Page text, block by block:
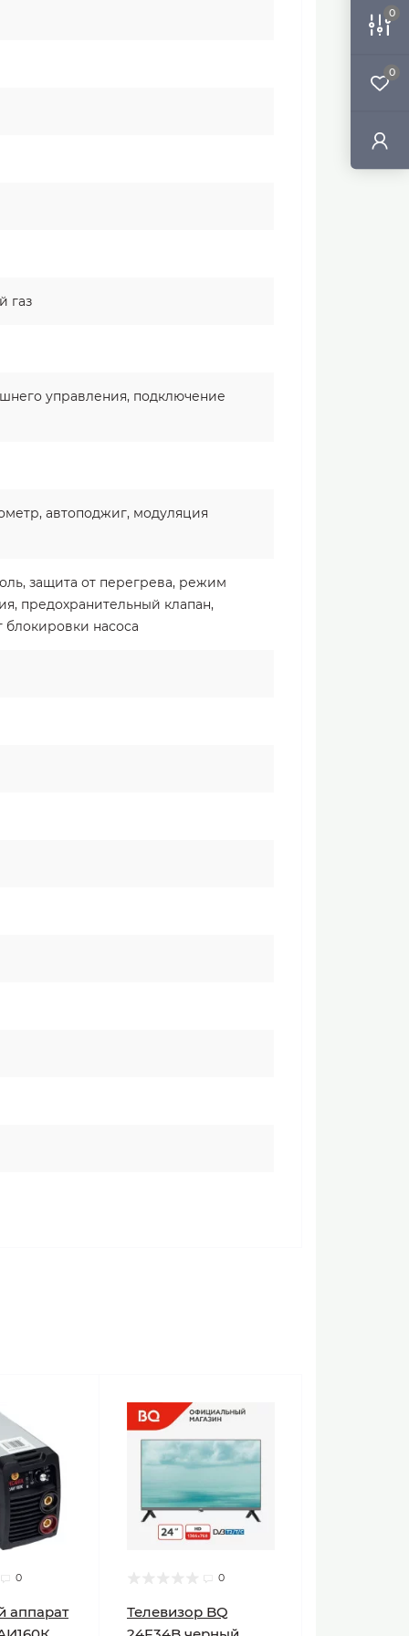
0
0
газ
управления, подключение
автоподжиг, модуляция
защита от перегрева, режим
предохранительный клапан,
блокировки насоса
0
аппарат
0
Телевизор BQ